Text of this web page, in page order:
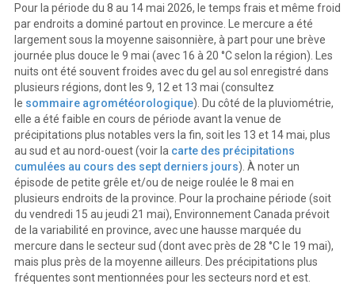
Pour la période du 8 au 14 mai 2026, le temps frais et même froid
par endroits a dominé partout en province. Le mercure a été
largement sous la moyenne saisonnière, à part pour une brève
journée plus douce le 9 mai (avec 16 à 20 °C selon la région). Les
nuits ont été souvent froides avec du gel au sol enregistré dans
plusieurs régions, dont les 9, 12 et 13 mai (consultez
le sommaire agrométéorologique). Du côté de la pluviométrie,
elle a été faible en cours de période avant la venue de
précipitations plus notables vers la fin, soit les 13 et 14 mai, plus
au sud et au nord-ouest (voir la carte des précipitations
cumulées au cours des sept derniers jours). À noter un
épisode de petite grêle et/ou de neige roulée le 8 mai en
plusieurs endroits de la province. Pour la prochaine période (soit
du vendredi 15 au jeudi 21 mai), Environnement Canada prévoit
de la variabilité en province, avec une hausse marquée du
mercure dans le secteur sud (dont avec près de 28 °C le 19 mai),
mais plus près de la moyenne ailleurs. Des précipitations plus
fréquentes sont mentionnées pour les secteurs nord et est.